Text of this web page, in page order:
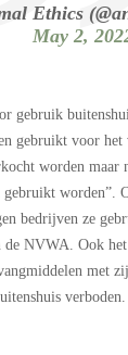
Ethics
May 2,
gebruik
gebruikt voor het
worden maar
worden”.
bedrijven ze
de NVWA. Ook
met
verboden.